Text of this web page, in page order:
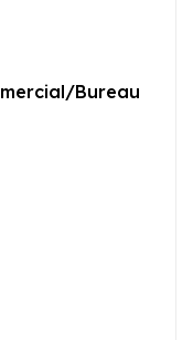
Bureau